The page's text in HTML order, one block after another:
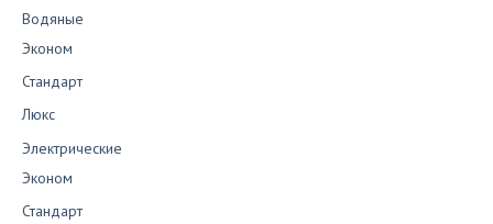
Водяные
Эконом
Стандарт
Люкс
Электрические
Эконом
Стандарт